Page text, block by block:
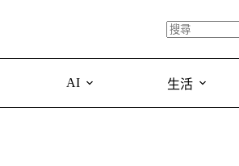
AI 生活